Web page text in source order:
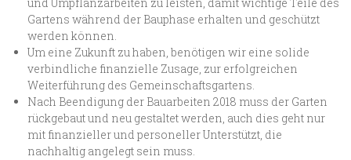
und Umpflanzarbeiten zu leisten, damit wichtige Teile des
Gartens während der Bauphase erhalten und geschützt
werden können.
Um eine Zukunft zu haben, benötigen wir eine solide
verbindliche finanzielle Zusage, zur erfolgreichen
Weiterführung des Gemeinschaftsgartens.
Nach Beendigung der Bauarbeiten 2018 muss der Garten
rückgebaut und neu gestaltet werden, auch dies geht nur
mit finanzieller und personeller Unterstützt, die
nachhaltig angelegt sein muss.